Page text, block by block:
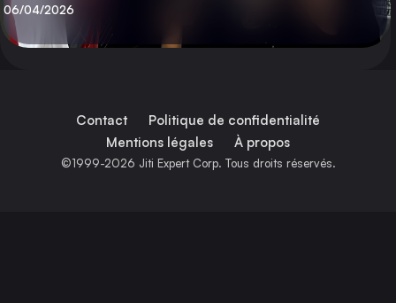
Publié
06/04/2026
Contact
Politique de confidentialité
Mentions légales
À propos
©1999-2026 Jiti Expert Corp. Tous droits réservés.